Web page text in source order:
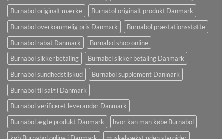
Burnabol originalt mærke
Burnabol originalt produkt Danmark
Burnabol overkommelig pris Danmark
Burnabol præstationsstøtte
Burnabol rabat Danmark
Burnabol shop online
Burnabol sikker betaling
Burnabol sikker betaling Danmark
Burnabol sundhedstilskud
Burnabol supplement Danmark
Burnabol til salg i Danmark
Burnabol verificeret leverandør Danmark
Burnabol ægte produkt Danmark
hvor kan man købe Burnabol